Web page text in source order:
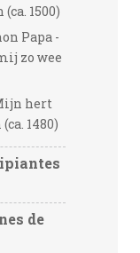
1500)
Papa -
zo wee
hert
1480)
de